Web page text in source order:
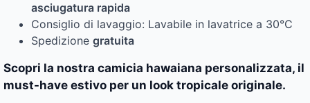
asciugatura rapida
Consiglio di lavaggio: Lavabile in lavatrice a 30°C
Spedizione gratuita
Scopri la nostra camicia hawaiana personalizzata, il
must-have estivo per un look tropicale originale.